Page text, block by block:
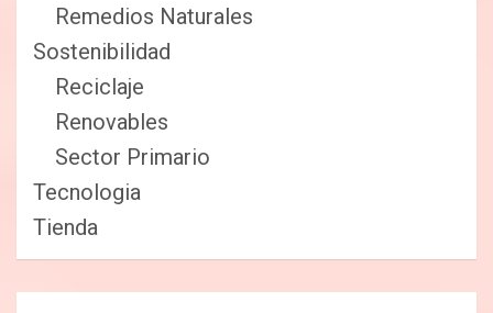
Remedios Naturales
Sostenibilidad
Reciclaje
Renovables
Sector Primario
Tecnologia
Tienda